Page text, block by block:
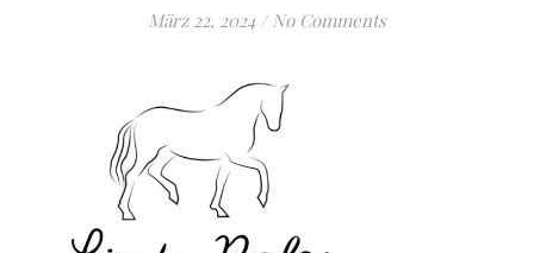
März 22, 2024 / No Comments